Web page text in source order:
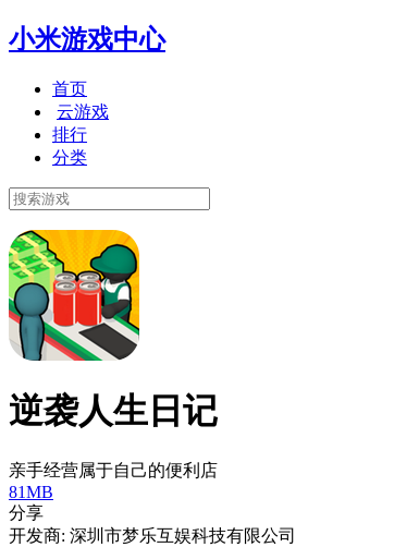
小米游戏中心
首页
云游戏
排行
分类
逆袭人生日记
亲手经营属于自己的便利店
81MB
分享
开发商: 深圳市梦乐互娱科技有限公司